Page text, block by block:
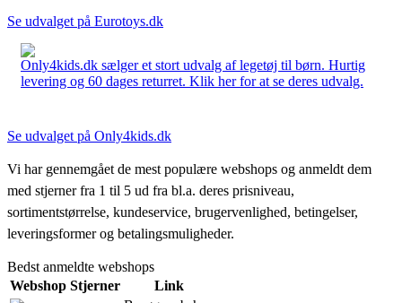
Se udvalget på Eurotoys.dk
Only4kids.dk sælger et stort udvalg af legetøj til børn. Hurtig
levering og 60 dages returret. Klik her for at se deres udvalg.
Se udvalget på Only4kids.dk
Vi har gennemgået de mest populære webshops og anmeldt dem
med stjerner fra 1 til 5 ud fra bl.a. deres prisniveau,
sortimentstørrelse, kundeservice, brugervenlighed, betingelser,
leveringsformer og betalingsmuligheder.
Bedst anmeldte webshops
Webshop Stjerner
Link